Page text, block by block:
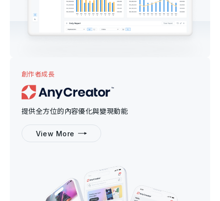
創作者成長
提供全方位的內容優化與變現動能
View More